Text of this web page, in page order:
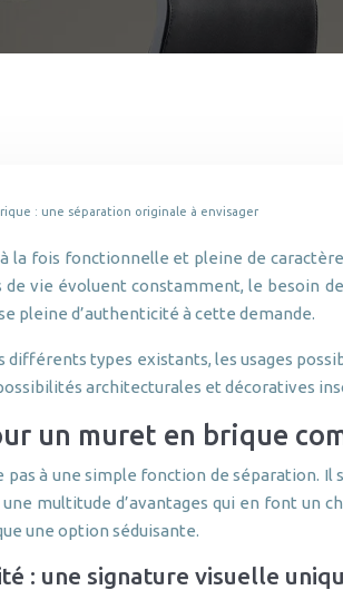
: une séparation originale à envisager
la fois fonctionnelle et pleine de
de vie évoluent constamment, le besoin
pleine d’authenticité à cette demande.
différents types existants, les usages
architecturales et décoratives
un muret en brique
à une simple fonction de séparation.
multitude d’avantages qui en font un
une option séduisante.
: une signature visuelle